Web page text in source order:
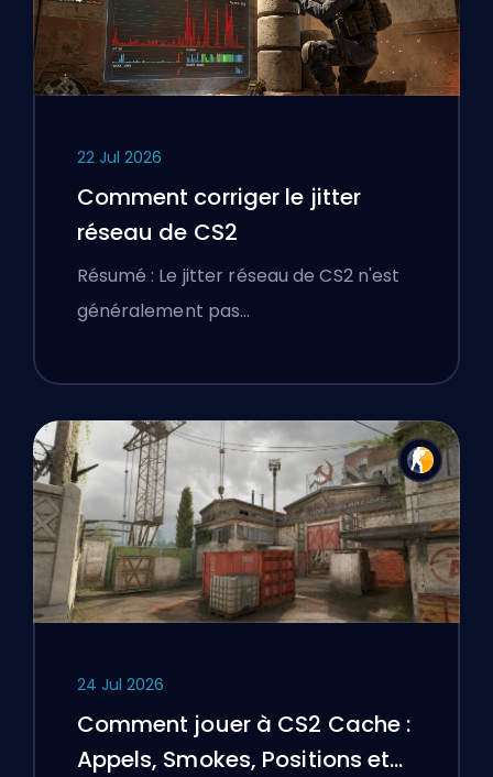
22 Jul 2026
Comment corriger le jitter
réseau de CS2
Résumé : Le jitter réseau de CS2 n'est
généralement pas…
24 Jul 2026
Comment jouer à CS2 Cache :
Appels, Smokes, Positions et